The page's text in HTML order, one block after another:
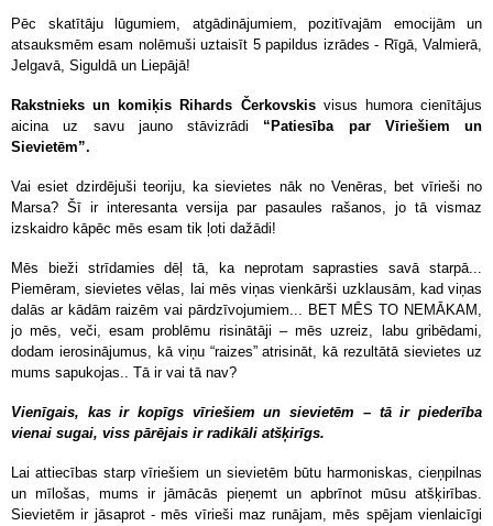
Pēc skatītāju lūgumiem, atgādinājumiem, pozitīvajām emocijām un
atsauksmēm esam nolēmuši uztaisīt 5 papildus izrādes - Rīgā, Valmierā,
Jelgavā, Siguldā un Liepājā!
Rakstnieks un komiķis Rihards Čerkovskis visus humora cienītājus
aicina uz savu jauno stāvizrādi “Patiesība par Vīriešiem un
Sievietēm”.
Vai esiet dzirdējuši teoriju, ka sievietes nāk no Venēras, bet vīrieši no
Marsa? Šī ir interesanta versija par pasaules rašanos, jo tā vismaz
izskaidro kāpēc mēs esam tik ļoti dažādi!
Mēs bieži strīdamies dēļ tā, ka neprotam saprasties savā starpā...
Piemēram, sievietes vēlas, lai mēs viņas vienkārši uzklausām, kad viņas
dalās ar kādām raizēm vai pārdzīvojumiem... BET MĒS TO NEMĀKAM,
jo mēs, veči, esam problēmu risinātāji – mēs uzreiz, labu gribēdami,
dodam ierosinājumus, kā viņu “raizes” atrisināt, kā rezultātā sievietes uz
mums sapukojas.. Tā ir vai tā nav?
Vienīgais, kas ir kopīgs vīriešiem un sievietēm – tā ir piederība
vienai sugai, viss pārējais ir radikāli atšķirīgs.
Lai attiecības starp vīriešiem un sievietēm būtu harmoniskas, cieņpilnas
un mīlošas, mums ir jāmācās pieņemt un apbrīnot mūsu atšķirības.
Sievietēm ir jāsaprot - mēs vīrieši maz runājam, mēs spējam vienlaicīgi